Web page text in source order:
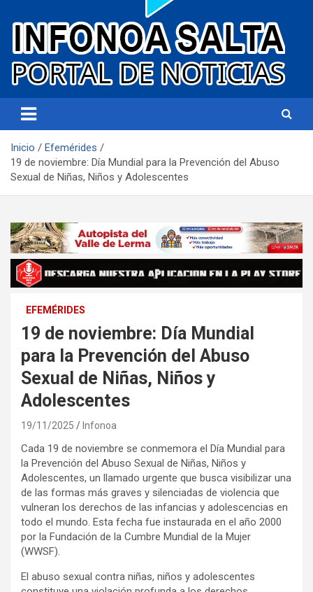
Infonoa Salta
Inicio
Efemérides
19 de noviembre: Día Mundial para la Prevención del Abuso
Sexual de Niñas, Niños y Adolescentes
EFEMÉRIDES
19 de noviembre: Día Mundial
para la Prevención del Abuso
Sexual de Niñas, Niños y
Adolescentes
19/11/2025 Infonoa
Cada 19 de noviembre se conmemora el Día Mundial para
la Prevención del Abuso Sexual de Niñas, Niños y
Adolescentes, un llamado urgente que busca visibilizar una
de las formas más graves y silenciadas de violencia que
vulneran los derechos de las infancias y adolescencias en
todo el mundo. Esta fecha fue instaurada en el año 2000
por la Fundación de la Cumbre Mundial de la Mujer
(WWSF).
El abuso sexual contra niñas, niños y adolescentes